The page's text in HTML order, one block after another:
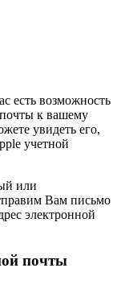
есть возможность
почты к вашему
увидеть его,
учетной
или
Вам письмо
электронной
почты